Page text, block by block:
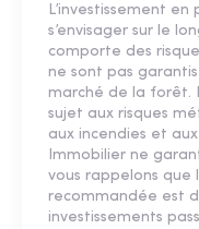
L’investissement
s’envisager sur le
comporte des
ne sont pas
marché de la forêt.
sujet aux risques
aux incendies et
Immobilier ne
vous rappelons
recommandée est
investissements